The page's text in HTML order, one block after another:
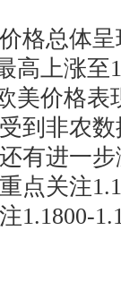
总体呈
高上涨至
美价格
到非农
有进一步
点关注
1.1800-